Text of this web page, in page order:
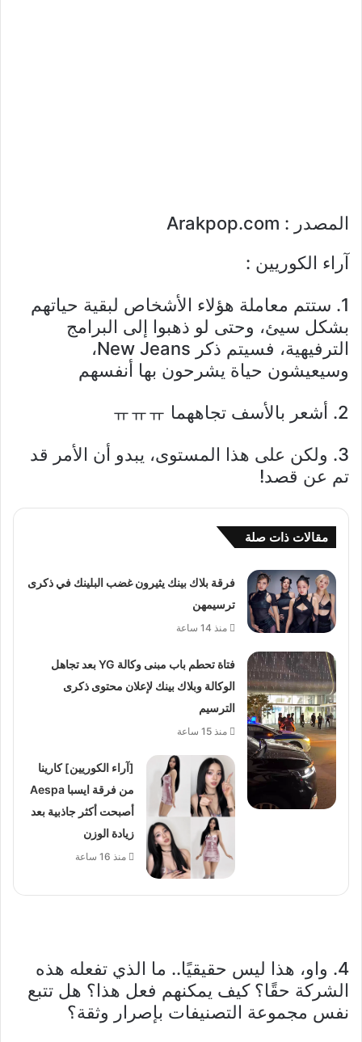
المصدر : Arakpop.com
آراء الكوريين :
1. ستتم معاملة هؤلاء الأشخاص لبقية حياتهم
بشكل سيئ، وحتى لو ذهبوا إلى البرامج
الترفيهية، فسيتم ذكر New Jeans،
وسيعيشون حياة يشرحون بها أنفسهم
2. أشعر بالأسف تجاههما ㅠㅠㅠ
3. ولكن على هذا المستوى، يبدو أن الأمر قد
تم عن قصد!
مقالات ذات صلة
فرقة بلاك بينك يثيرون غضب البلينك في ذكرى
ترسيمهن
منذ 14 ساعة
فتاة تحطم باب مبنى وكالة YG بعد تجاهل
الوكالة وبلاك بينك لإعلان محتوى ذكرى
الترسيم
منذ 15 ساعة
[آراء الكوريين] كارينا
من فرقة ايسبا Aespa
أصبحت أكثر جاذبية بعد
زيادة الوزن
منذ 16 ساعة
4. واو، هذا ليس حقيقيًا.. ما الذي تفعله هذه
الشركة حقًا؟ كيف يمكنهم فعل هذا؟ هل تتبع
نفس مجموعة التصنيفات بإصرار وثقة؟